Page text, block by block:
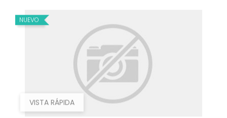
VISTA RÁPIDA
NUEVO